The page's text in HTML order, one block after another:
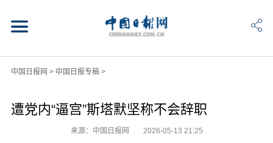
中国日报网 > 中国日报专稿>
遭党内“逼宫”斯塔默坚称不会辞职
来源：中国日报网 2026-05-13 21:25